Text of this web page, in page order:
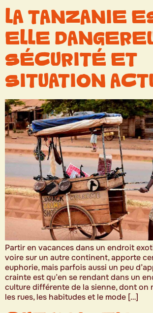
LA TANZANIE
ELLE
SÉCURITÉ ET
SITUATION
Partir en vacances dans un endroit
voire sur un autre continent, apporte
euphorie, mais parfois aussi un peu
crainte est qu’en se rendant dans un
culture différente de la sienne, dont on
les rues, les habitudes et le mode […]